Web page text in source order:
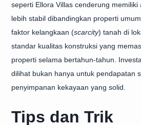
seperti Ellora Villas cenderung memiliki
lebih stabil dibandingkan properti
faktor kelangkaan (scarcity) tanah di
standar kualitas konstruksi yang
properti selama bertahun-tahun.
dilihat bukan hanya untuk pendapatan
penyimpanan kekayaan yang solid.
Tips dan Trik